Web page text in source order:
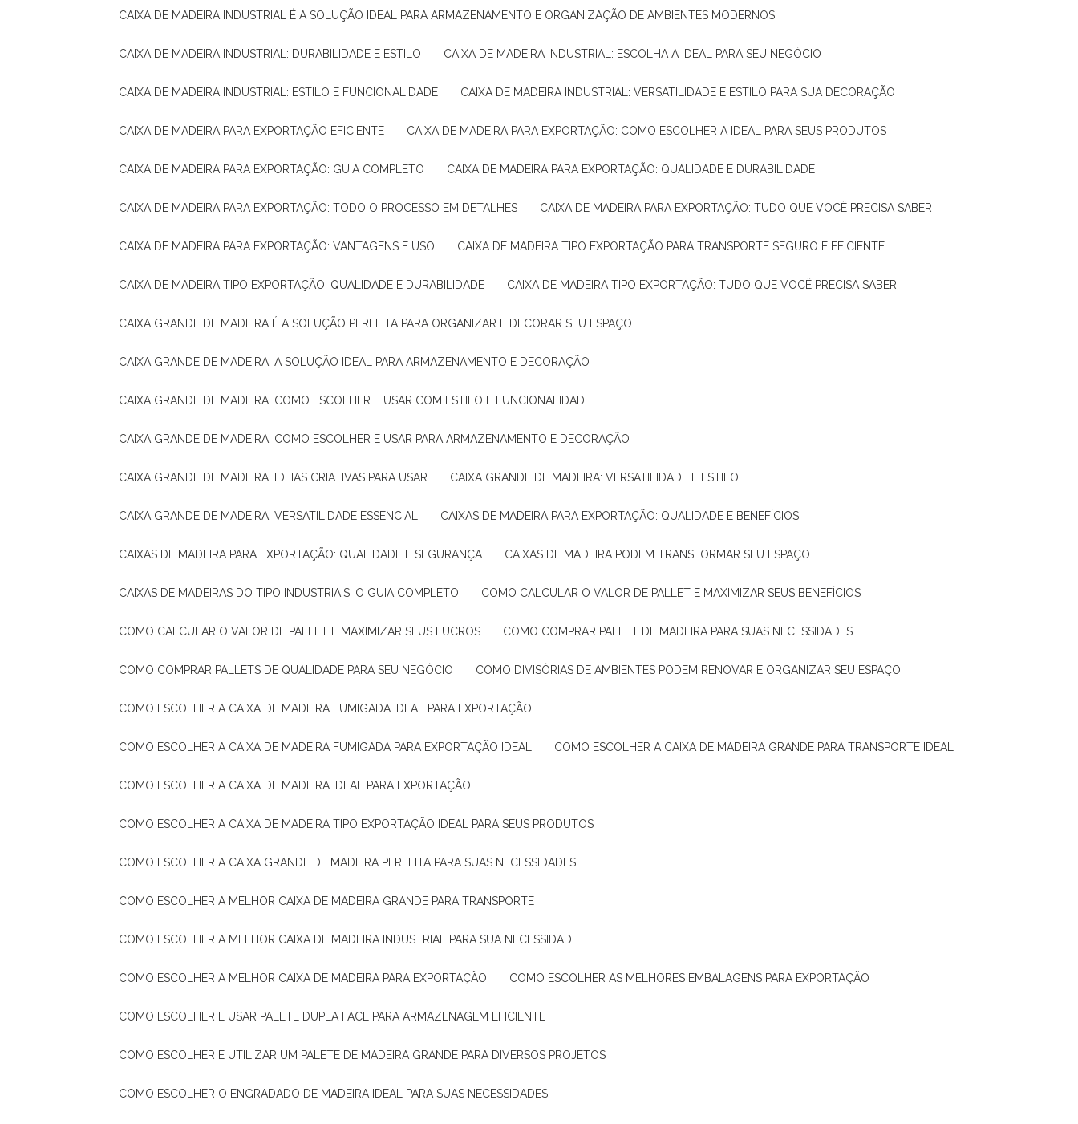
CAIXA DE MADEIRA INDUSTRIAL É A SOLUÇÃO IDEAL PARA ARMAZENAMENTO E ORGANIZAÇÃO DE AMBIENTES MODERNOS
CAIXA DE MADEIRA INDUSTRIAL: DURABILIDADE E ESTILO CAIXA DE MADEIRA INDUSTRIAL: ESCOLHA A IDEAL PARA SEU NEGÓCIO
CAIXA DE MADEIRA INDUSTRIAL: ESTILO E FUNCIONALIDADE CAIXA DE MADEIRA INDUSTRIAL: VERSATILIDADE E ESTILO PARA SUA DECORAÇÃO
CAIXA DE MADEIRA PARA EXPORTAÇÃO EFICIENTE CAIXA DE MADEIRA PARA EXPORTAÇÃO: COMO ESCOLHER A IDEAL PARA SEUS PRODUTOS
CAIXA DE MADEIRA PARA EXPORTAÇÃO: GUIA COMPLETO CAIXA DE MADEIRA PARA EXPORTAÇÃO: QUALIDADE E DURABILIDADE
CAIXA DE MADEIRA PARA EXPORTAÇÃO: TODO O PROCESSO EM DETALHES CAIXA DE MADEIRA PARA EXPORTAÇÃO: TUDO QUE VOCÊ PRECISA SABER
CAIXA DE MADEIRA PARA EXPORTAÇÃO: VANTAGENS E USO CAIXA DE MADEIRA TIPO EXPORTAÇÃO PARA TRANSPORTE SEGURO E EFICIENTE
CAIXA DE MADEIRA TIPO EXPORTAÇÃO: QUALIDADE E DURABILIDADE CAIXA DE MADEIRA TIPO EXPORTAÇÃO: TUDO QUE VOCÊ PRECISA SABER
CAIXA GRANDE DE MADEIRA É A SOLUÇÃO PERFEITA PARA ORGANIZAR E DECORAR SEU ESPAÇO
CAIXA GRANDE DE MADEIRA: A SOLUÇÃO IDEAL PARA ARMAZENAMENTO E DECORAÇÃO
CAIXA GRANDE DE MADEIRA: COMO ESCOLHER E USAR COM ESTILO E FUNCIONALIDADE
CAIXA GRANDE DE MADEIRA: COMO ESCOLHER E USAR PARA ARMAZENAMENTO E DECORAÇÃO
CAIXA GRANDE DE MADEIRA: IDEIAS CRIATIVAS PARA USAR CAIXA GRANDE DE MADEIRA: VERSATILIDADE E ESTILO
CAIXA GRANDE DE MADEIRA: VERSATILIDADE ESSENCIAL CAIXAS DE MADEIRA PARA EXPORTAÇÃO: QUALIDADE E BENEFÍCIOS
CAIXAS DE MADEIRA PARA EXPORTAÇÃO: QUALIDADE E SEGURANÇA CAIXAS DE MADEIRA PODEM TRANSFORMAR SEU ESPAÇO
CAIXAS DE MADEIRAS DO TIPO INDUSTRIAIS: O GUIA COMPLETO COMO CALCULAR O VALOR DE PALLET E MAXIMIZAR SEUS BENEFÍCIOS
COMO CALCULAR O VALOR DE PALLET E MAXIMIZAR SEUS LUCROS COMO COMPRAR PALLET DE MADEIRA PARA SUAS NECESSIDADES
COMO COMPRAR PALLETS DE QUALIDADE PARA SEU NEGÓCIO COMO DIVISÓRIAS DE AMBIENTES PODEM RENOVAR E ORGANIZAR SEU ESPAÇO
COMO ESCOLHER A CAIXA DE MADEIRA FUMIGADA IDEAL PARA EXPORTAÇÃO
COMO ESCOLHER A CAIXA DE MADEIRA FUMIGADA PARA EXPORTAÇÃO IDEAL COMO ESCOLHER A CAIXA DE MADEIRA GRANDE PARA TRANSPORTE IDEAL
COMO ESCOLHER A CAIXA DE MADEIRA IDEAL PARA EXPORTAÇÃO
COMO ESCOLHER A CAIXA DE MADEIRA TIPO EXPORTAÇÃO IDEAL PARA SEUS PRODUTOS
COMO ESCOLHER A CAIXA GRANDE DE MADEIRA PERFEITA PARA SUAS NECESSIDADES
COMO ESCOLHER A MELHOR CAIXA DE MADEIRA GRANDE PARA TRANSPORTE
COMO ESCOLHER A MELHOR CAIXA DE MADEIRA INDUSTRIAL PARA SUA NECESSIDADE
COMO ESCOLHER A MELHOR CAIXA DE MADEIRA PARA EXPORTAÇÃO COMO ESCOLHER AS MELHORES EMBALAGENS PARA EXPORTAÇÃO
COMO ESCOLHER E USAR PALETE DUPLA FACE PARA ARMAZENAGEM EFICIENTE
COMO ESCOLHER E UTILIZAR UM PALETE DE MADEIRA GRANDE PARA DIVERSOS PROJETOS
COMO ESCOLHER O ENGRADADO DE MADEIRA IDEAL PARA SUAS NECESSIDADES